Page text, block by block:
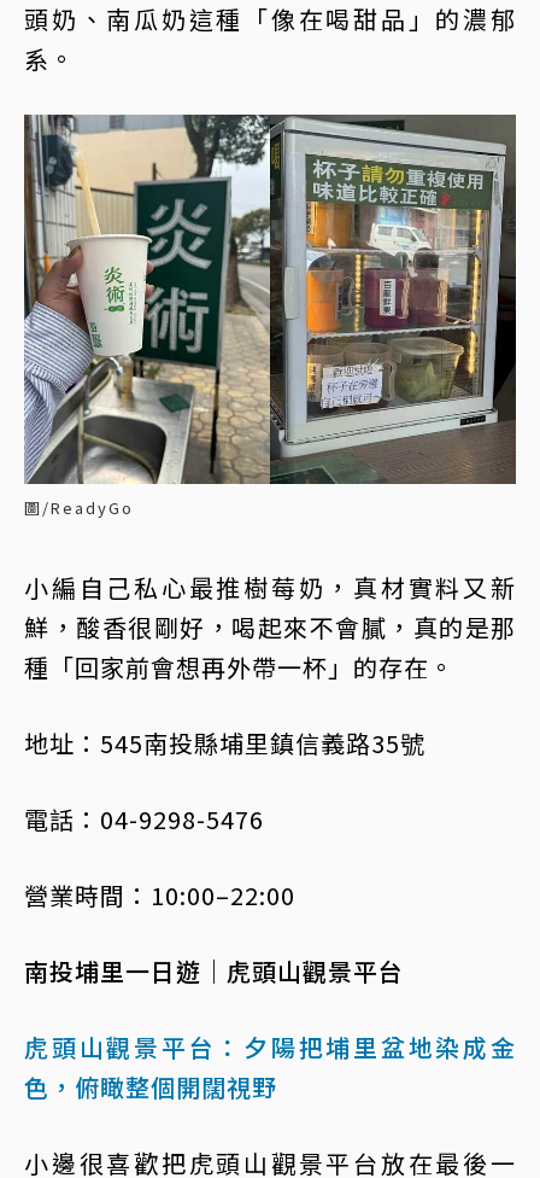
頭奶、南瓜奶這種「像在喝甜品」的濃郁
系。
圖/ReadyGo
小編自己私心最推樹莓奶，真材實料又新
鮮，酸香很剛好，喝起來不會膩，真的是那
種「回家前會想再外帶一杯」的存在。
地址：545南投縣埔里鎮信義路35號
電話：04-9298-5476
營業時間：10:00–22:00
南投埔里一日遊｜虎頭山觀景平台
虎頭山觀景平台：夕陽把埔里盆地染成金
色，俯瞰整個開闊視野
小邊很喜歡把虎頭山觀景平台放在最後一